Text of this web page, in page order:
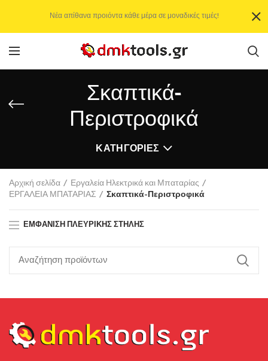
Σκαπτικά-
Περιστροφικά
ΚΑΤΗΓΟΡΊΕΣ
Αρχική σελίδα
Εργαλεία Ηλεκτρικά και Μπαταρίας
ΕΡΓΑΛΕΙΑ ΜΠΑΤΑΡΙΑΣ
Σκαπτικά-Περιστροφικά
ΕΜΦΆΝΙΣΗ ΠΛΕΥΡΙΚΉΣ ΣΤΉΛΗΣ
Νέα απίθανα προιόντα κάθε μέρα σε μοναδικές τιμές!